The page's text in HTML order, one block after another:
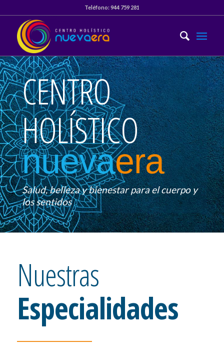
Teléfono:944 759 281
CENTRO
HOLÍSTICO
nuevaera
Salud, belleza y bienestar para el cuerpo y
los sentidos
Nuestras
Especialidades